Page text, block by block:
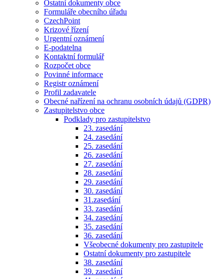
Ostatní dokumenty obce
Formuláře obecního úřadu
CzechPoint
Krizové řízení
Urgentní oznámení
E-podatelna
Kontaktní formulář
Rozpočet obce
Povinné informace
Registr oznámení
Profil zadavatele
Obecné nařízení na ochranu osobních údajů (GDPR)
Zastupitelstvo obce
Podklady pro zastupitelstvo
23. zasedání
24. zasedání
25. zasedání
26. zasedání
27. zasedání
28. zasedání
29. zasedání
30. zasedání
31.zasedání
33. zasedání
34. zasedání
35. zasedání
36. zasedání
Všeobecné dokumenty pro zastupitele
Ostatní dokumenty pro zastupitele
38. zasedání
39. zasedání